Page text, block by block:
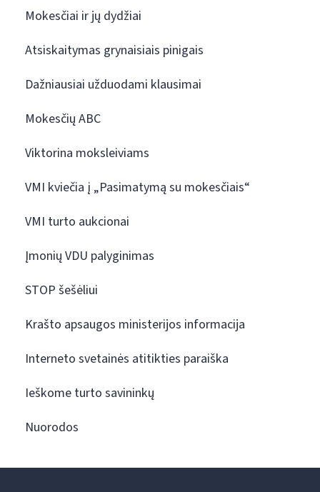
Mokesčiai ir jų dydžiai
Atsiskaitymas grynaisiais pinigais
Dažniausiai užduodami klausimai
Mokesčių ABC
Viktorina moksleiviams
VMI kviečia į „Pasimatymą su mokesčiais“
VMI turto aukcionai
Įmonių VDU palyginimas
STOP šešėliui
Krašto apsaugos ministerijos informacija
Interneto svetainės atitikties paraiška
Ieškome turto savininkų
Nuorodos